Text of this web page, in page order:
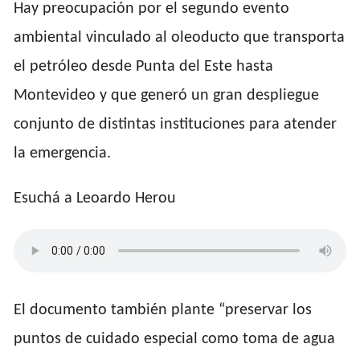
Hay preocupación por el segundo evento
ambiental vinculado al oleoducto que transporta
el petróleo desde Punta del Este hasta
Montevideo y que generó un gran despliegue
conjunto de distintas instituciones para atender
la emergencia.
Esuchá a Leoardo Herou
El documento también plante “preservar los
puntos de cuidado especial como toma de agua